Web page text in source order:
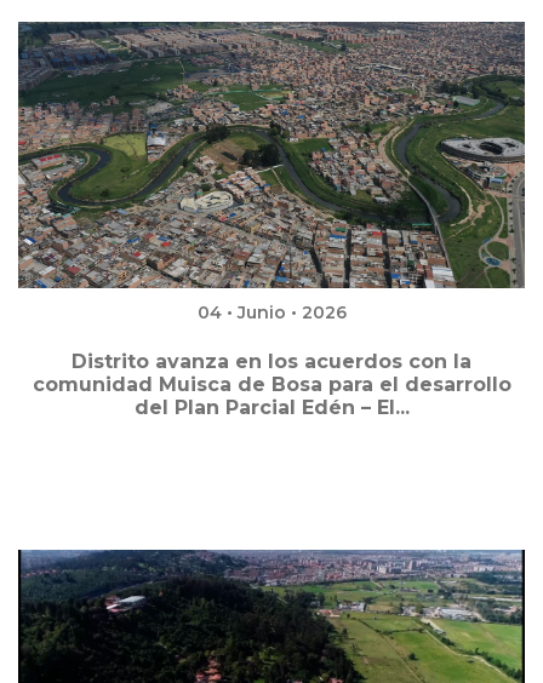
04 • Junio • 2026
Distrito avanza en los acuerdos con la
comunidad Muisca de Bosa para el desarrollo
del Plan Parcial Edén – El...